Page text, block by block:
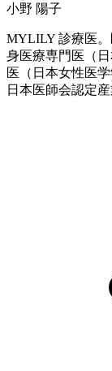
小野 陽子
MYLILY 診療医
身医療専門医（
医（日本女性医
日本医師会認定